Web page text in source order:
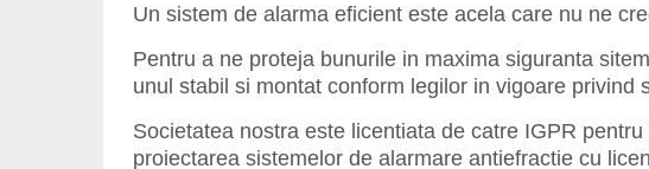
Un sistem de alarma eficient este acela care nu ne
Pentru a ne proteja bunurile in maxima siguranta
unul stabil si montat conform legilor in vigoare privind
Societatea nostra este licentiata de catre IGPR
proiectarea sistemelor de alarmare antiefractie cu